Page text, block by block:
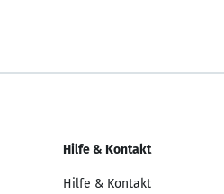
Hilfe & Kontakt
Hilfe & Kontakt